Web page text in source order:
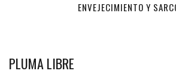
ENVEJECIMIENTO Y
PLUMA LIBRE